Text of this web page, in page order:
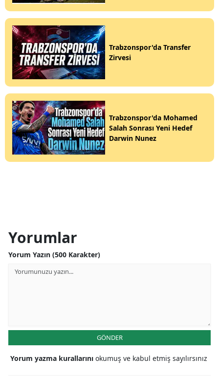
Trabzonspor'da Transfer
Zirvesi
Trabzonspor'da Mohamed
Salah Sonrası Yeni Hedef
Darwin Nunez
Yorumlar
Yorum Yazın (500 Karakter)
GÖNDER
Yorum yazma kurallarını okumuş ve kabul etmiş sayılırsınız